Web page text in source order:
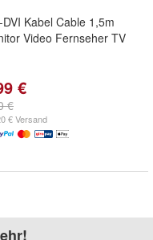
DVI Kabel Cable 1,5m
Video Fernseher TV
€
€
€ Versand